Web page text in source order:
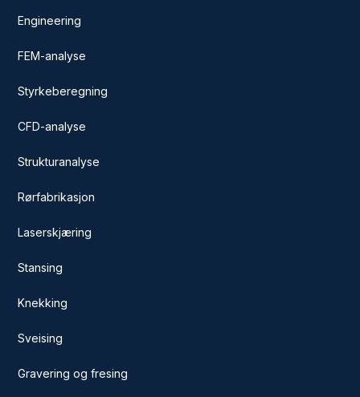
Engineering
FEM-analyse
Styrkeberegning
CFD-analyse
Strukturanalyse
Rørfabrikasjon
Laserskjæring
Stansing
Knekking
Sveising
Gravering og fresing